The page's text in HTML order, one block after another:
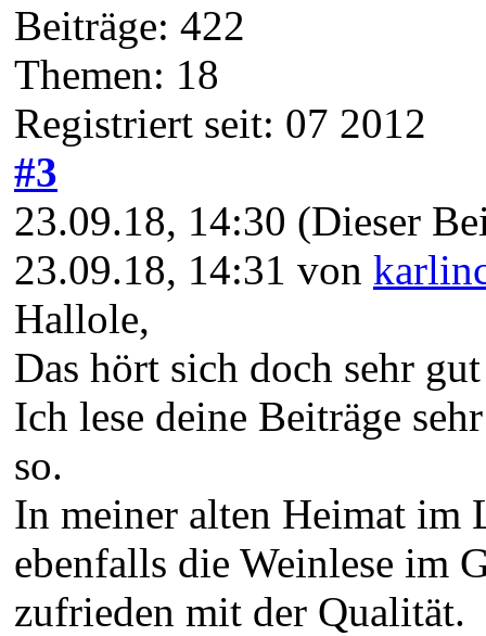
Beiträge: 422
Themen: 18
Registriert seit: 07 2012
#3
23.09.18, 14:30 (Dieser
23.09.18, 14:31 von
Hallole,
Das hört sich doch sehr
Ich lese deine Beiträge
so.
In meiner alten Heimat im
ebenfalls die Weinlese im
zufrieden mit der Qualität.